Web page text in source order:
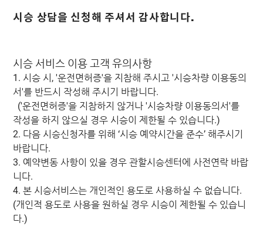
시승 상담을 신청해 주셔서 감사합니다.
시승 서비스 이용 고객 유의사항
1. 시승 시, '운전면허증'을 지참해 주시고 '시승차량 이용동의
서'를 반드시 작성해 주시기 바랍니다.
('운전면허증'을 지참하지 않거나 '시승차량 이용동의서'를
작성을 하지 않으실 경우 시승이 제한될 수 있습니다.)
2. 다음 시승신청자를 위해 ‘시승 예약시간을 준수’ 해주시기
바랍니다.
3. 예약변동 사항이 있을 경우 관할시승센터에 사전연락 바랍
니다.
4. 본 시승서비스는 개인적인 용도로 사용하실 수 없습니다.
(개인적 용도로 사용을 원하실 경우 시승이 제한될 수 있습니
다.)